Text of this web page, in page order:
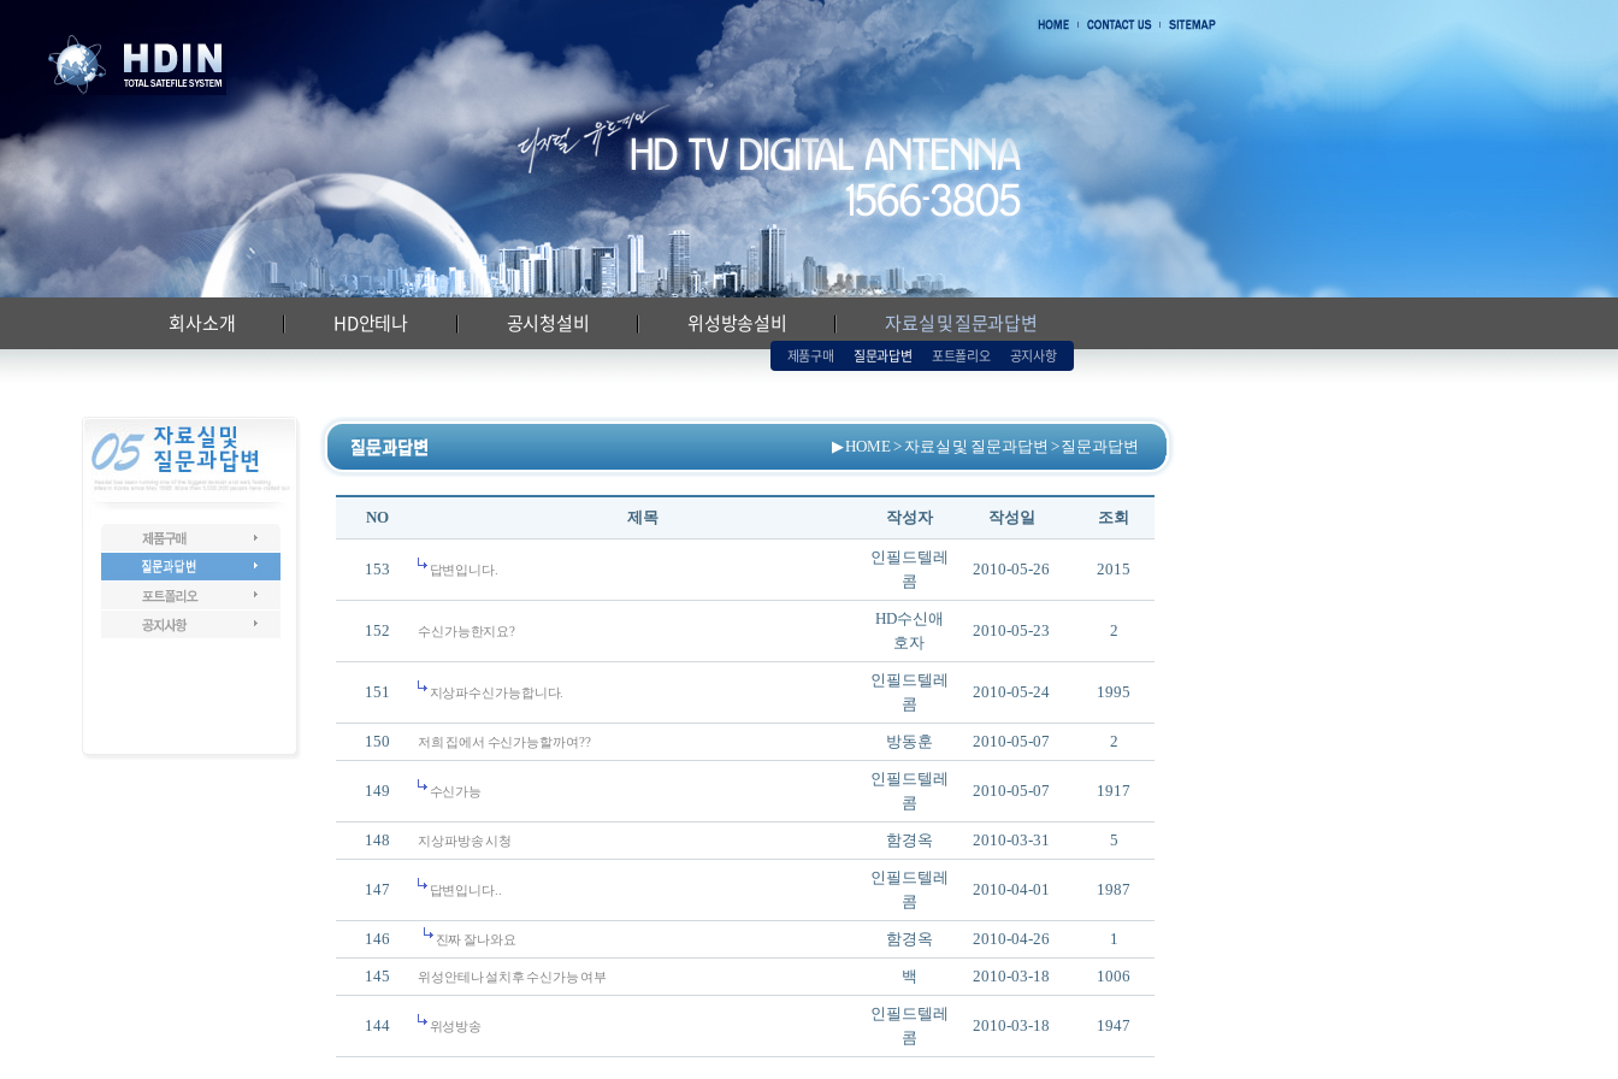
회사소개 HD안테나 공시청설비 위성방송설비 자료실 및 질문과답변
제품구매 질문과답변 포트폴리오 공지사항
▶ HOME > 자료실 및 질문과답변 > 질문과답변
NO 제목 작성자 작성일 조회
153 답변입니다.
인필드텔레
콤
2010-05-26 2015
152 수신가능한지요?
HD수신애
호자
2010-05-23 2
151 지상파수신가능합니다.
인필드텔레
콤
2010-05-24 1995
150 저희 집에서 수신가능할까여?? 방동훈 2010-05-07 2
149 수신가능
인필드텔레
콤
2010-05-07 1917
148 지상파방송 시청 함경옥 2010-03-31 5
147 답변입니다..
인필드텔레
콤
2010-04-01 1987
146 진짜 잘나와요 함경옥 2010-04-26 1
145 위성안테나 설치후 수신가능 여부 백 2010-03-18 1006
144 위성방송
인필드텔레
콤
2010-03-18 1947